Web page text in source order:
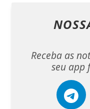
Receba as
seu app